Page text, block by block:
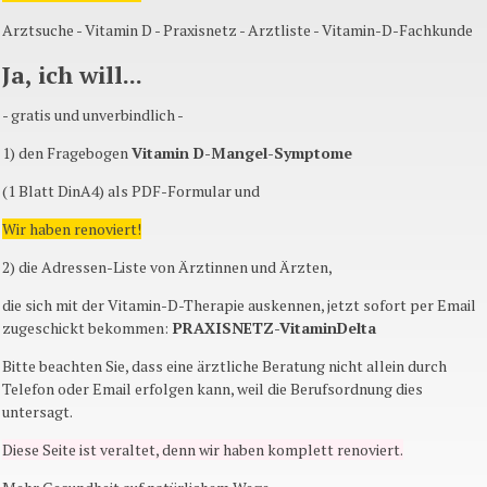
Arztsuche - Vitamin D -Praxisnetz -Arztliste -Vitamin-D-Fachkunde
Ja, ichwill...
- gratis undunverbindlich-
1) den FragebogenVitamin D-Mangel-Symptome
(1BlattDinA4) als PDF-Formularund
Wirhaben renoviert!
2) die Adressen-Liste vonÄrztinnenundÄrzten,
die sich mitderVitamin-D-Therapie auskennen,jetzt sofort per Email
zugeschicktbekommen: PRAXISNETZ-VitaminDelta
Bitte beachtenSie,dass eine ärztliche Beratung nichtalleindurch
TelefonoderEmail erfolgen kann,weil die Berufsordnungdies
untersagt.
Diese Seite istveraltet,dennwirhaben komplett renoviert.